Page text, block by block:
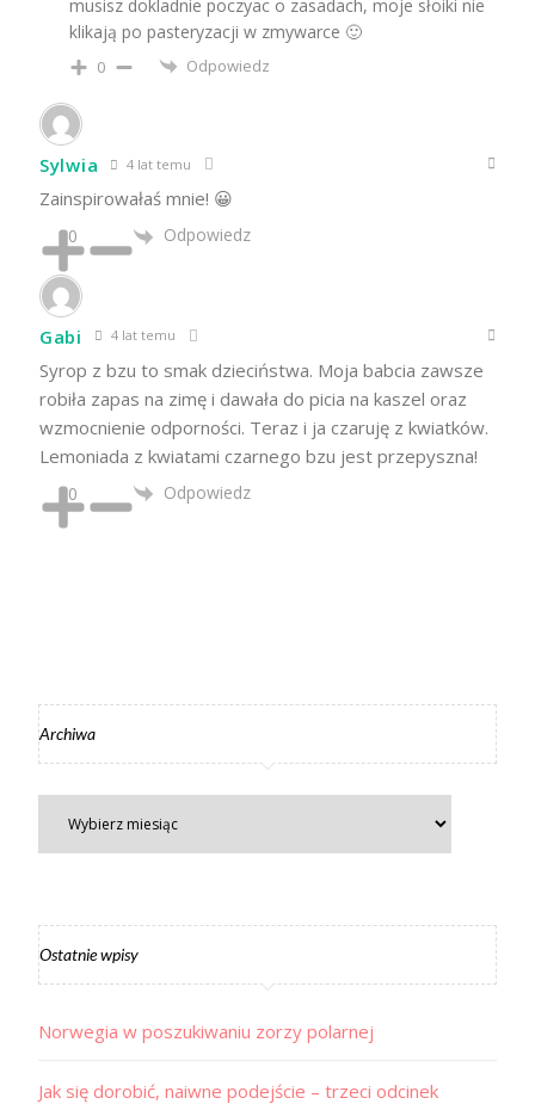
musisz dokladnie poczyac o zasadach, moje słoiki nie
klikają po pasteryzacji w zmywarce 🙂
0 Odpowiedz
Sylwia 4 lat temu
Zainspirowałaś mnie! 😀
0 Odpowiedz
Gabi 4 lat temu
Syrop z bzu to smak dzieciństwa. Moja babcia zawsze
robiła zapas na zimę i dawała do picia na kaszel oraz
wzmocnienie odporności. Teraz i ja czaruję z kwiatków.
Lemoniada z kwiatami czarnego bzu jest przepyszna!
0 Odpowiedz
Archiwa
Ostatnie wpisy
Norwegia w poszukiwaniu zorzy polarnej
Jak się dorobić, naiwne podejście – trzeci odcinek